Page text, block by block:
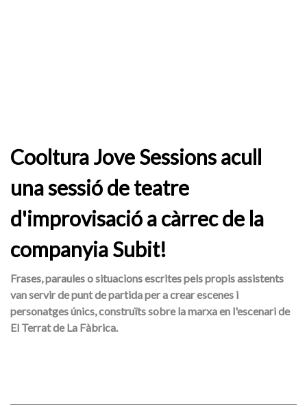
Cooltura Jove Sessions acull
una sessió de teatre
d'improvisació a càrrec de la
companyia Subit!
Frases, paraules o situacions escrites pels propis assistents
van servir de punt de partida per a crear escenes i
personatges únics, construïts sobre la marxa en l'escenari de
El Terrat de La Fàbrica.